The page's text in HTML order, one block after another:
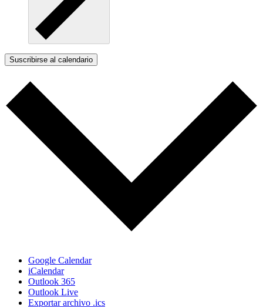
Suscribirse al calendario
Google Calendar
iCalendar
Outlook 365
Outlook Live
Exportar archivo .ics